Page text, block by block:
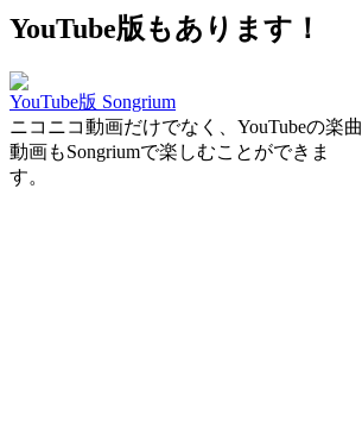
YouTube版もあります！
YouTube版 Songrium
ニコニコ動画だけでなく、YouTubeの楽曲
動画もSongriumで楽しむことができま
す。